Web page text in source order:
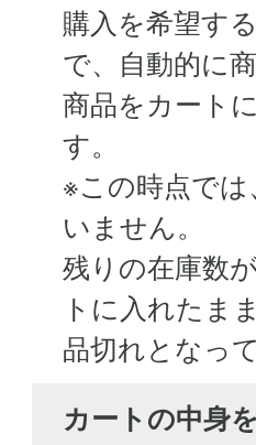
購入を希望す
で、自動的に
商品をカート
す。
※この時点で
いません。
残りの在庫数
トに入れたま
品切れとなっ
カートの中身